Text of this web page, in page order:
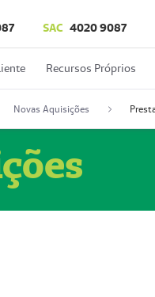
SAC 4020 9087
Recursos Próprios
Novas Aquisições